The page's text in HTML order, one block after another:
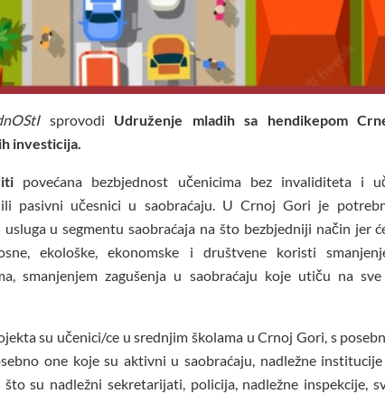
sprovodi Udruženje mladih sa hendikepom
investicija.
povećana bezbjednost učenicima bez invaliditeta i
pasivni učesnici u saobraćaju. U Crnoj Gori je
u segmentu saobraćaja na što bezbjedniji način jer
ekološke, ekonomske i društvene koristi
smanjenjem zagušenja u saobraćaju koje utiču na
su učenici/ce u srednjim školama u Crnoj Gori, s
one koje su aktivni u saobraćaju, nadležne
su nadležni sekretarijati, policija, nadležne inspekcije,